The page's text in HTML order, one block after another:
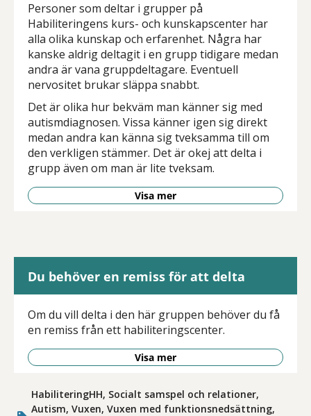
Personer som deltar i grupper på
Habiliteringens kurs- och kunskapscenter har
alla olika kunskap och erfarenhet. Några har
kanske aldrig deltagit i en grupp tidigare medan
andra är vana gruppdeltagare. Eventuell
nervositet brukar släppa snabbt.
Det är olika hur bekväm man känner sig med
autismdiagnosen. Vissa känner igen sig direkt
medan andra kan känna sig tveksamma till om
den verkligen stämmer. Det är okej att delta i
grupp även om man är lite tveksam.
Visa mer
Du behöver en remiss för att delta
Om du vill delta i den här gruppen behöver du få
en remiss från ett habiliteringscenter.
Visa mer
HabiliteringHH, Socialt samspel och relationer,
Autism, Vuxen, Vuxen med funktionsnedsättning,